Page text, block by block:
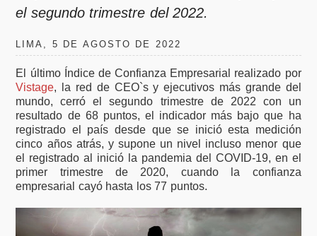
el segundo trimestre del 2022.
LIMA, 5 DE AGOSTO DE 2022
El último Índice de Confianza Empresarial realizado por
Vistage, la red de CEO`s y ejecutivos más grande del
mundo, cerró el segundo trimestre de 2022 con un
resultado de 68 puntos, el indicador más bajo que ha
registrado el país desde que se inició esta medición
cinco años atrás, y supone un nivel incluso menor que
el registrado al inició la pandemia del COVID-19, en el
primer trimestre de 2020, cuando la confianza
empresarial cayó hasta los 77 puntos.